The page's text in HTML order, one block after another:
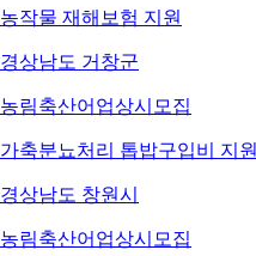
농작물 재해보험 지원
경상남도 거창군
농림축산어업상시모집
가축분뇨처리 톱밥구입비 지원
경상남도 창원시
농림축산어업상시모집